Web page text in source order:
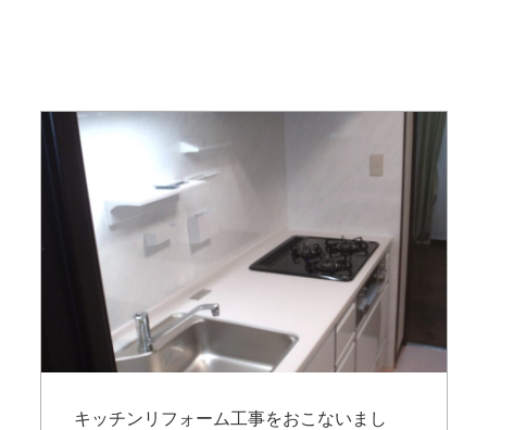
キッチンリフォーム工事をおこないまし